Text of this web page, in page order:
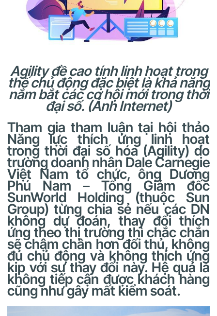
Agility đề cao tính linh hoạt trong
thế chủ động đặc biệt là khả năng
nắm bắt các cơ hội mới trong thời
đại số. (Ảnh Internet)
Tham gia tham luận tại hội thảo
Năng lực thích ứng linh hoạt
trong thời đại số hóa (Agility) do
trường doanh nhân Dale Carnegie
Việt Nam tổ chức, ông Dương
Phú Nam – Tổng Giám đốc
SunWorld Holding (thuộc Sun
Group) từng chia sẻ nếu các DN
không dự đoán, thay đổi thích
ứng theo thị trường thì chắc chắn
sẽ chậm chân hơn đối thủ, không
đủ chủ động và không thích ứng
kịp với sự thay đổi này. Hệ quả là
không tiếp cận được khách hàng
cũng như gây mất kiểm soát.